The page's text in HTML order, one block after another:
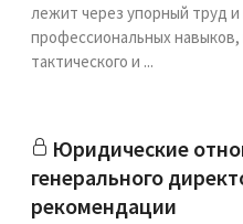
лежит через упорный труд
профессиональных
тактического и ...
Юридические
генерального
рекомендации